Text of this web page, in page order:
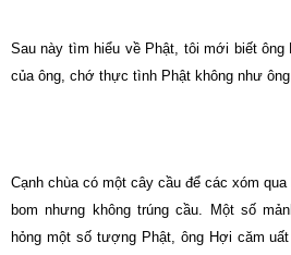
Sau này tìm hiểu về Phật, tôi mới biết ông
của ông, chớ thực tình Phật không như
Cạnh chùa có một cây cầu để các xóm
bom nhưng không trúng cầu. Một số
hỏng một số tượng Phật, ông Hợi căm